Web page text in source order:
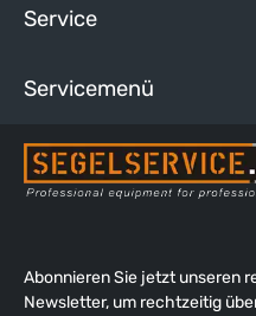
Service
Servicemenü
Abonnieren Sie jetzt unseren
Newsletter, um rechtzeitig